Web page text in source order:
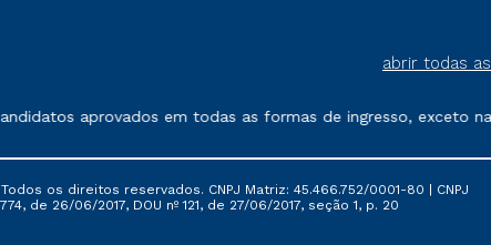
abrir todas
prestação de serviços.
aprovados em todas as formas de ingresso, exceto na
os direitos reservados. CNPJ Matriz: 45.466.752/0001-80 | CNPJ
de 26/06/2017, DOU nº 121, de 27/06/2017, seção 1, p. 20